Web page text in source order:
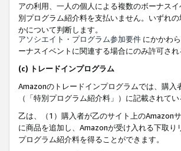
アの利用、一人の個人による複数のボーナス
別プログラム紹介料を支払いません。いずれ
かについて判断します。
アソシエイト・プログラム参加要件 にかかわら
ーナスイベントに関連する場合にのみ許可され
(c) トレードインプログラム
Amazonのトレードインプログラムでは、購
（「特別プログラム紹介料」）に記載されて
乙は、（1）購入者が乙のサイト上のAmazon
に商品を追加し、Amazonが受け入れる下取
プログラム紹介料を得ることができます。